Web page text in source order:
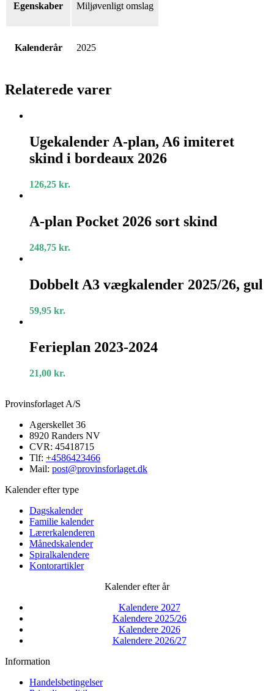
Egenskaber Miljøvenligt omslag
Kalenderår 2025
Relaterede varer
A-
plan,
A6
skind
2026
Ugekalender A-plan, A6 imiteret
skind i bordeaux 2026
126,25 kr.
plan
Pocket
sort
A-plan Pocket 2026 sort skind
248,75 kr.
A3
vægkalender
gul
Dobbelt A3 vægkalender 2025/26, gul
59,95 kr.
2023-
2024
Ferieplan 2023-2024
21,00 kr.
Provinsforlaget A/S
Agerskellet 36
8920 Randers NV
CVR: 45418715
Tlf: +4586423466
Mail: post@provinsforlaget.dk
Kalender efter type
Dagskalender
Familie kalender
Lærerkalenderen
Månedskalender
Spiralkalendere
Kontorartikler
Kalender efter år
Kalendere 2027
Kalendere 2025/26
Kalendere 2026
Kalendere 2026/27
Information
Handelsbetingelser